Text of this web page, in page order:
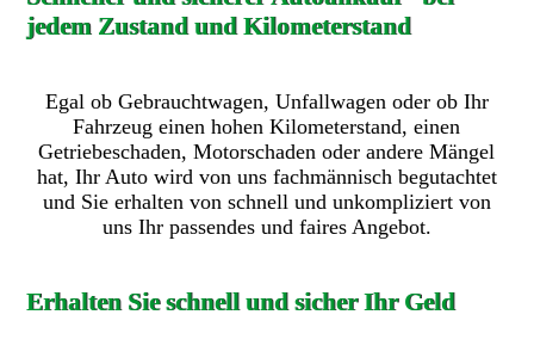
jedem Zustand und Kilometerstand
Egal ob Gebrauchtwagen, Unfallwagen oder ob Ihr
Fahrzeug einen hohen Kilometerstand, einen
Getriebeschaden, Motorschaden oder andere Mängel
hat, Ihr Auto wird von uns fachmännisch begutachtet
und Sie erhalten von schnell und unkompliziert von
uns Ihr passendes und faires Angebot.
Erhalten Sie schnell und sicher Ihr Geld